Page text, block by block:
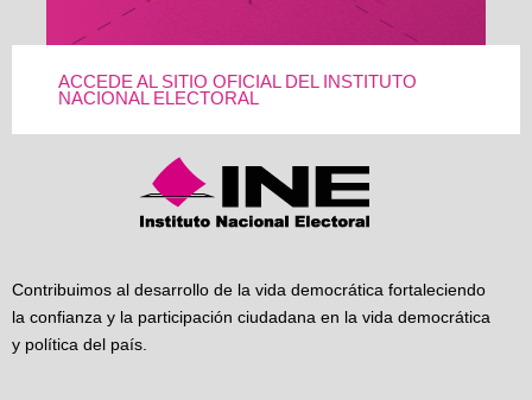
ACCEDE AL SITIO OFICIAL DEL INSTITUTO
NACIONAL ELECTORAL
Contribuimos al desarrollo de la vida democrática fortaleciendo
la confianza y la participación ciudadana en la vida democrática
y política del país.